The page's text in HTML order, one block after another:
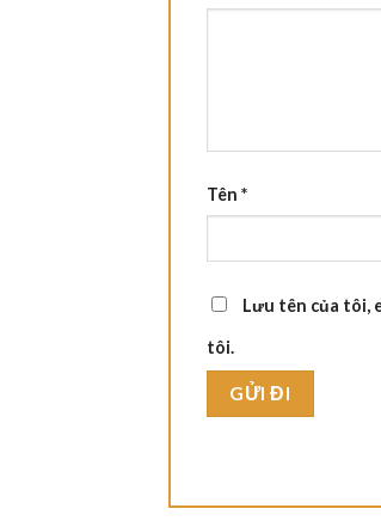
Tên *
Lưu tên của tôi,
tôi.